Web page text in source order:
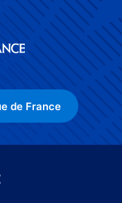
de France